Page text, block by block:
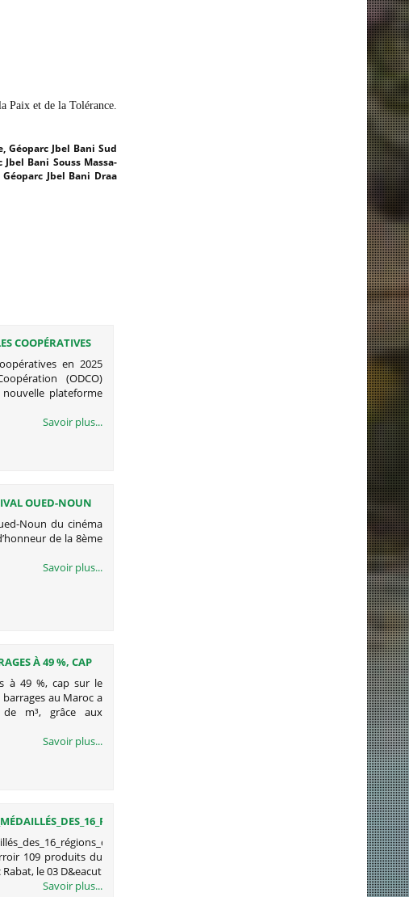
Paix et de la Tolérance.
Géoparc Jbel Bani Sud
Bani Souss Massa-
Jbel Bani Draa
COOPÉRATIVES
en 2025
(ODCO)
plateforme
Savoir plus...
OUED-NOUN
Noun du cinéma
de la 8ème
Savoir plus...
À 49 %, CAP
à 49 %, cap sur le
au Maroc a
m³, grâce aux
Savoir plus...
109 produits du
le 03 D&eacut
Savoir plus...